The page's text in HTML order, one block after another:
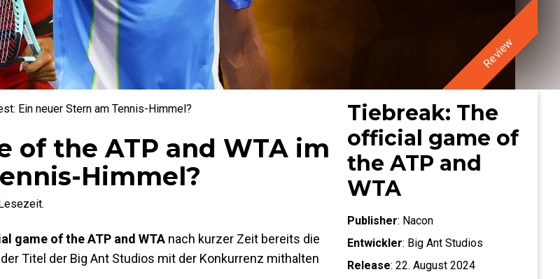
Review
Ein neuer Stern am Tennis-Himmel?
of the ATP and WTA im
Himmel?
game of the ATP and WTA nach kurzer Zeit bereits die
Titel der Big Ant Studios mit der Konkurrenz mithalten
Tiebreak: The
official game of
the ATP and
WTA
Publisher: Nacon
Entwickler: Big Ant Studios
Release: 22. August 2024